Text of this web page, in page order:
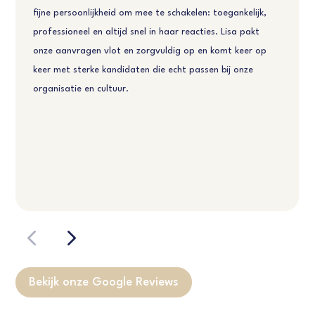
fijne persoonlijkheid om mee te schakelen: toegankelijk,
professioneel en altijd snel in haar reacties. Lisa pakt
onze aanvragen vlot en zorgvuldig op en komt keer op
keer met sterke kandidaten die echt passen bij onze
organisatie en cultuur.
Bekijk onze Google Reviews